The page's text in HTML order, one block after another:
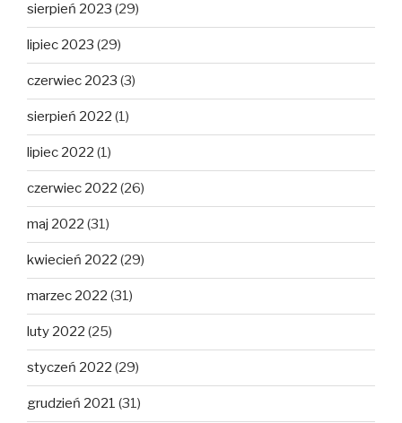
sierpień 2023 (29)
lipiec 2023 (29)
czerwiec 2023 (3)
sierpień 2022 (1)
lipiec 2022 (1)
czerwiec 2022 (26)
maj 2022 (31)
kwiecień 2022 (29)
marzec 2022 (31)
luty 2022 (25)
styczeń 2022 (29)
grudzień 2021 (31)